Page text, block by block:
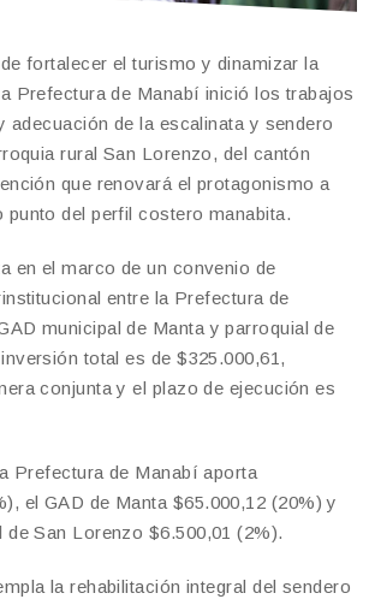
fortalecer el turismo y dinamizar la
Prefectura de Manabí inició los trabajos
adecuación de la escalinata y sendero
rural San Lorenzo, del cantón
que renovará el protagonismo a
punto del perfil costero manabita.
en el marco de un convenio de
entre la Prefectura de
municipal de Manta y parroquial de
total es de $325.000,61,
conjunta y el plazo de ejecución es
Prefectura de Manabí aporta
el GAD de Manta $65.000,12 (20%) y
de San Lorenzo $6.500,01 (2%).
la rehabilitación integral del sendero